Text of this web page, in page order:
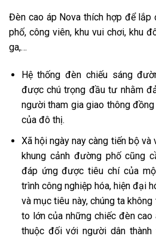
Đèn cao áp Nova thích hợp để
phố, công viên, khu vui chơi, khu
ga,…
Hệ thống đèn chiếu sáng
được chú trọng đầu tư nhằm
người tham gia giao thông
của đô thị.
Xã hội ngày nay càng tiến bộ và
khung cảnh đường phố cũng
đáp ứng được tiêu chí của
trình công nghiệp hóa, hiện đại
và mục tiêu này, chúng ta
to lớn của những chiếc đèn
thuộc đối với người dân